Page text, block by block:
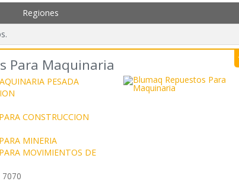
Regiones
Para Maquinaria
PESADA
CONSTRUCCION
MINERIA
MOVIMIENTOS DE
7070